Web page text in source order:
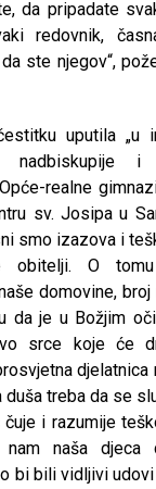
da pripadate
redovnik,
ste njegov“,
uputila „u
nadbiskupije i
realne
sv. Josipa u
smo izazova i
obitelji. O
domovine,
da je u Božjim
srce koje će
djelatnica
duša treba da se
i razumije
naša djeca
bi bili vidljivi